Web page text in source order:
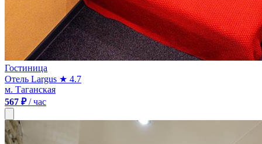
Гостиница
Отель Largus ★ 4.7
м. Таганская
567 ₽/ час